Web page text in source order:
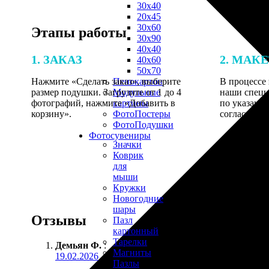
30х40
20х45
30х60
30х90
40х40
40х60
50х70
Пенокартон
Модульные
картины
ФотоПостеры
ФотоПодушки
Фотоcувениры
Значки
Коврик
для
мыши
Кружки
Новогодние
шары
Пазл
картонный
Тарелки
Магниты
Пазлы
Этапы работы
1. ЗАКАЗ
Нажмите «Сделать заказ», выберите
размер подушки. Загрузите от 1 до 4
фотографий, нажмите «Добавить в
корзину».
2.
В процессе
наши
по
Отзывы
Демьян Ф. :
19.02.2026